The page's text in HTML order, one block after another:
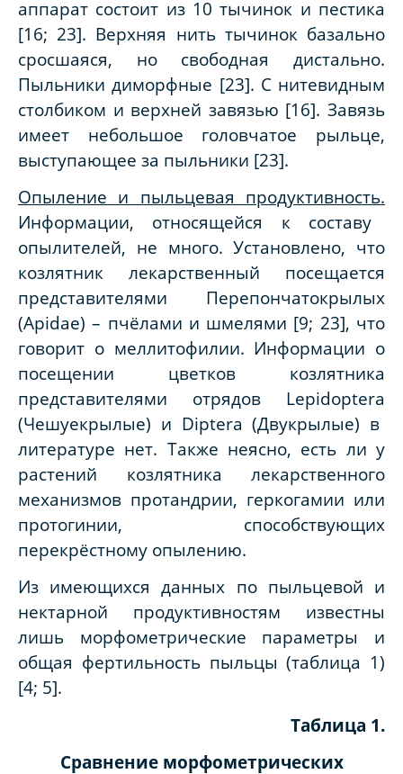
аппарат состоит из 10 тычинок и пестика
[16; 23]. Верхняя нить тычинок базально
сросшаяся, но свободная дистально.
Пыльники диморфные [23]. С нитевидным
столбиком и верхней завязью [16]. Завязь
имеет небольшое головчатое рыльце,
выступающее за пыльники [23].
Опыление и пыльцевая продуктивность.
Информации, относящейся к составу
опылителей, не много. Установлено, что
козлятник лекарственный посещается
представителями Перепончатокрылых
(Apidae) – пчёлами и шмелями [9; 23], что
говорит о меллитофилии. Информации о
посещении цветков козлятника
представителями отрядов Lepidoptera
(Чешуекрылые) и Diptera (Двукрылые) в
литературе нет. Также неясно, есть ли у
растений козлятника лекарственного
механизмов протандрии, геркогамии или
протогинии, способствующих
перекрёстному опылению.
Из имеющихся данных по пыльцевой и
нектарной продуктивностям известны
лишь морфометрические параметры и
общая фертильность пыльцы (таблица 1)
[4; 5].
Таблица 1.
Сравнение морфометрических